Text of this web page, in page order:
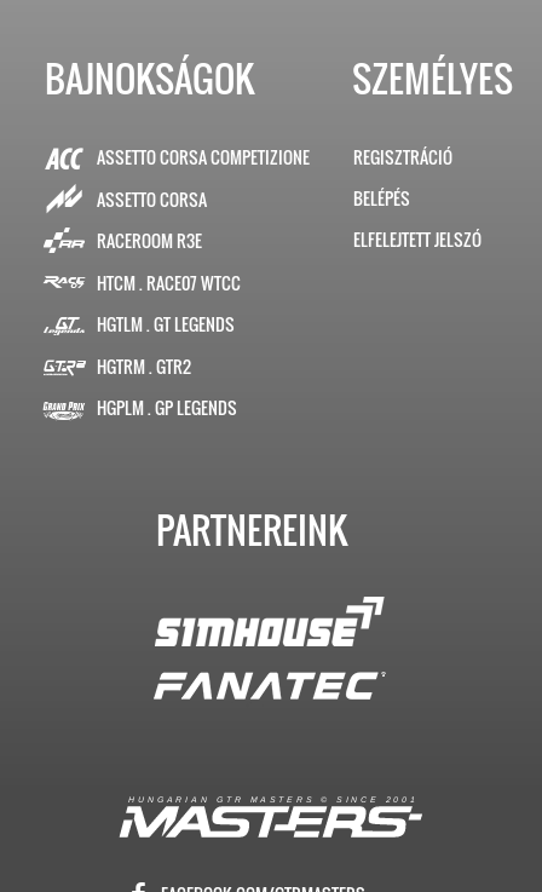
BAJNOKSÁGOK
ASSETTO CORSA COMPETIZIONE
ASSETTO CORSA
RACEROOM R3E
HTCM . RACE07 WTCC
HGTLM . GT LEGENDS
HGTRM . GTR2
HGPLM . GP LEGENDS
SZEMÉLYES
REGISZTRÁCIÓ
BELÉPÉS
ELFELEJTETT JELSZÓ
PARTNEREINK
H U N G A R I A N G T R M A S T E R S © S I N C E 2 0 0 1